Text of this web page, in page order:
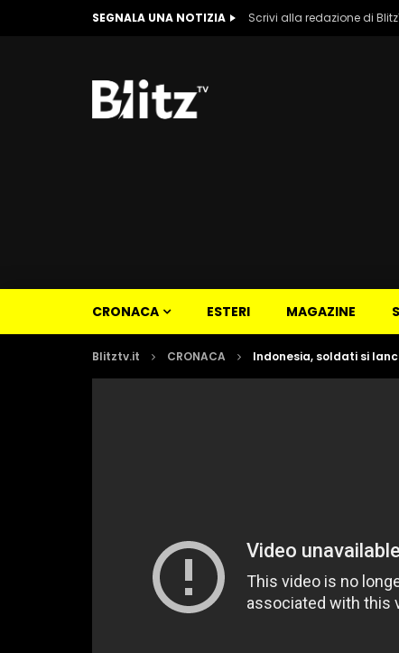
SEGNALA UNA NOTIZIA Scrivi alla redazione di
CRONACA ESTERI MAGAZINE
Blitztv.it CRONACA Indonesia, soldati si